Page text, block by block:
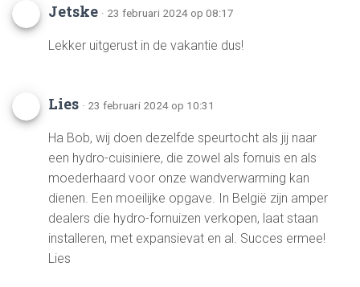
Jetske · 23 februari 2024 op 08:17
Lekker uitgerust in de vakantie dus!
Lies · 23 februari 2024 op 10:31
Ha Bob, wij doen dezelfde speurtocht als jij naar
een hydro-cuisiniere, die zowel als fornuis en als
moederhaard voor onze wandverwarming kan
dienen. Een moeilijke opgave. In België zijn amper
dealers die hydro-fornuizen verkopen, laat staan
installeren, met expansievat en al. Succes ermee!
Lies